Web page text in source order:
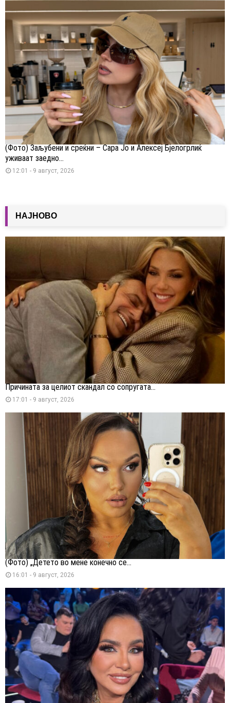
(Фото) Заљубени и среќни – Сара Јо и Алексеј Бјелогрлиќ
уживаат заедно...
12:01 - 9 август, 2026
НАЈНОВО
Причината за целиот скандал со сопругата...
17:01 - 9 август, 2026
(Фото) „Детето во мене конечно се...
16:01 - 9 август, 2026